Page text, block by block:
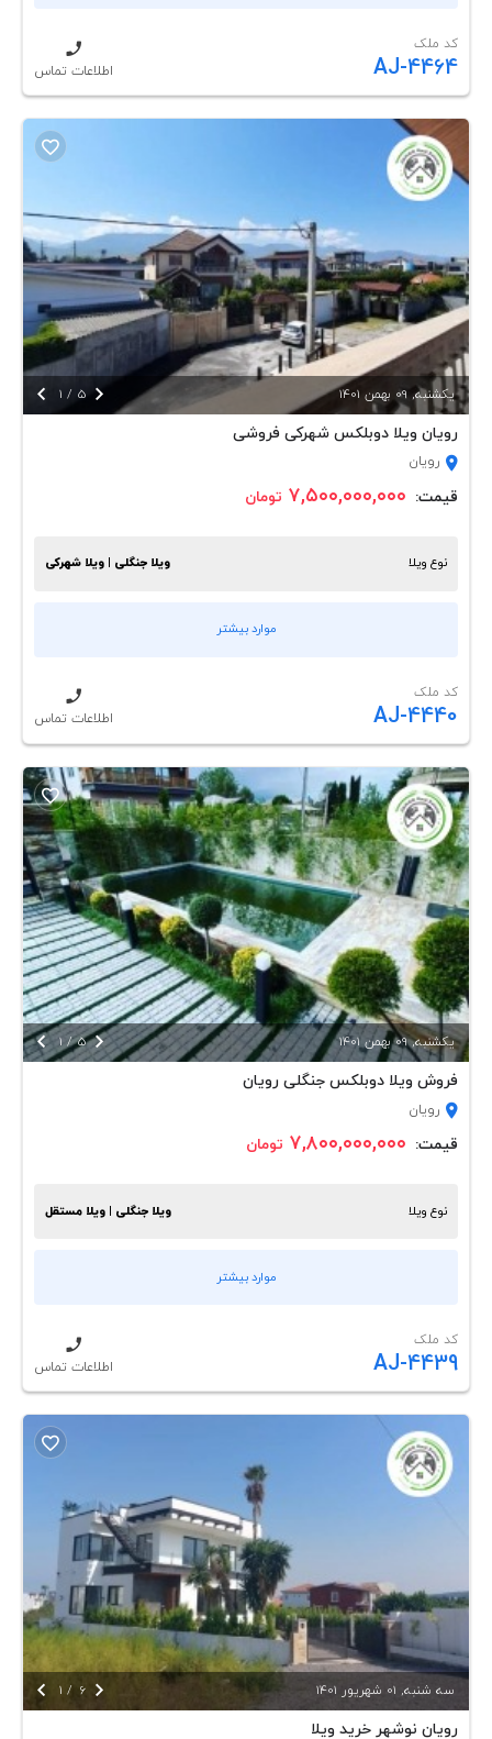
کد ملک
AJ-4464 اطلاعات تماس
  يكشنبه, 09 بهمن 1401 5
/
1
رویان ویلا دوبلکس شهرکی فروشی
رویان
قیمت: ۷,۵۰۰,۰۰۰,۰۰۰ تومان
ویلا جنگلی | ویلا شهرکی نوع ویلا
موارد بیشتر
کد ملک
AJ-4440 اطلاعات تماس
  يكشنبه, 09 بهمن 1401 5
/
1
فروش ویلا دوبلکس جنگلی رویان
رویان
قیمت: ۷,۸۰۰,۰۰۰,۰۰۰ تومان
ویلا جنگلی | ویلا مستقل نوع ویلا
موارد بیشتر
کد ملک
AJ-4439 اطلاعات تماس
  سه شنبه, 01 شهريور 1401 6
/
1
رویان نوشهر خرید ویلا